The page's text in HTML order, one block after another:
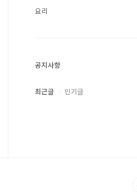
요리
공지사항
최근글 인기글